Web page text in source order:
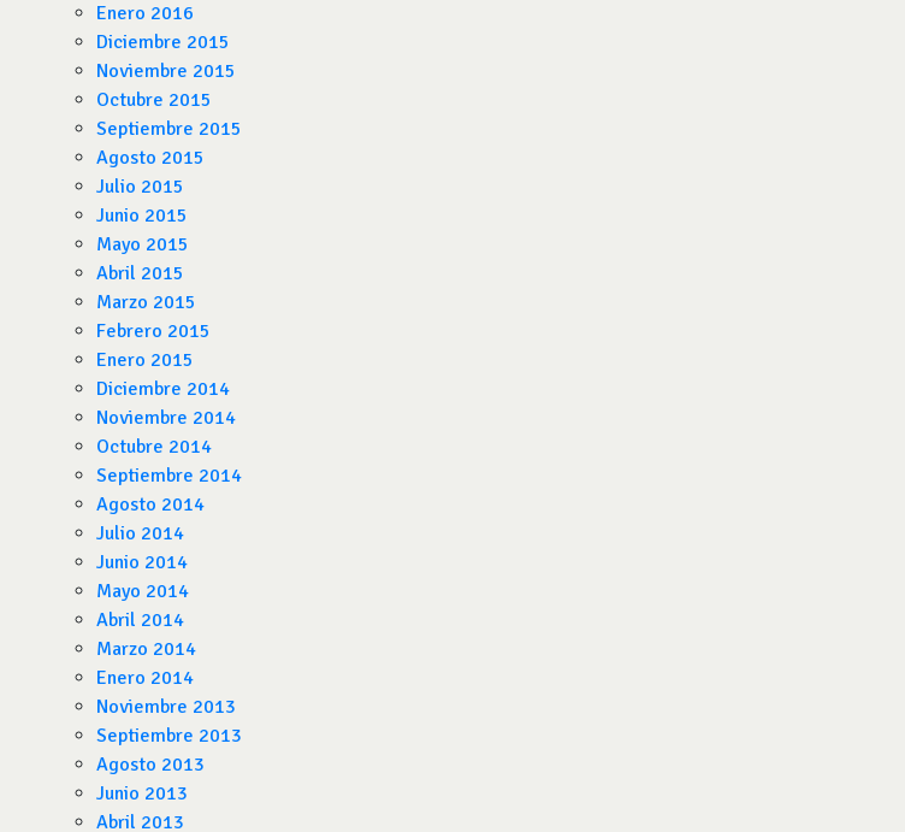
Enero 2016
Diciembre 2015
Noviembre 2015
Octubre 2015
Septiembre 2015
Agosto 2015
Julio 2015
Junio 2015
Mayo 2015
Abril 2015
Marzo 2015
Febrero 2015
Enero 2015
Diciembre 2014
Noviembre 2014
Octubre 2014
Septiembre 2014
Agosto 2014
Julio 2014
Junio 2014
Mayo 2014
Abril 2014
Marzo 2014
Enero 2014
Noviembre 2013
Septiembre 2013
Agosto 2013
Junio 2013
Abril 2013